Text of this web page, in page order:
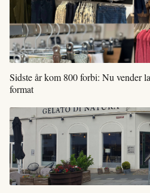
Sidste år kom 800 forbi: Nu vender
format